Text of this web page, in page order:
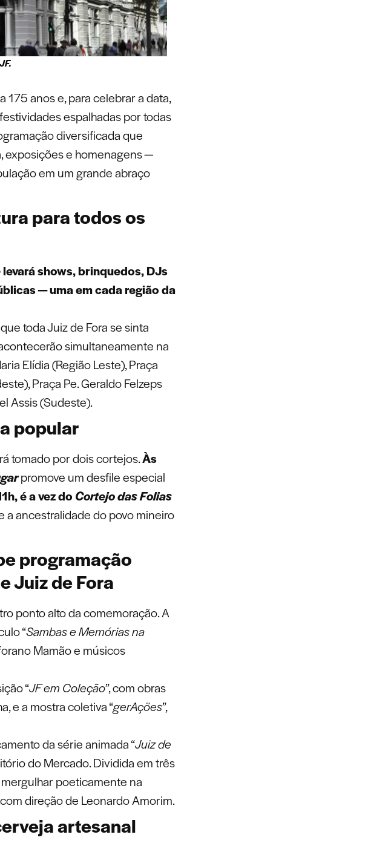
175 anos e, para celebrar a data,
espalhadas por todas
diversificada que
exposições e homenagens —
em um grande abraço
para todos os
levará shows, brinquedos, DJs
— uma em cada região da
toda Juiz de Fora se sinta
simultaneamente na
Elídia (Região Leste), Praça
Praça Pe. Geraldo Felzeps
Assis (Sudeste).
popular
tomado por dois cortejos.Às
promove um desfile especial
é a vez do Cortejo das Folias
a ancestralidade do povo mineiro
programação
Juiz de Fora
ponto alto da comemoração. A
“Sambas e Memórias na
Mamão e músicos
“JF em Coleção”, com obras
e a mostra coletiva “gerAções”,
da série animada “Juiz de
do Mercado. Dividida em três
poeticamente na
direção de Leonardo Amorim.
artesanal